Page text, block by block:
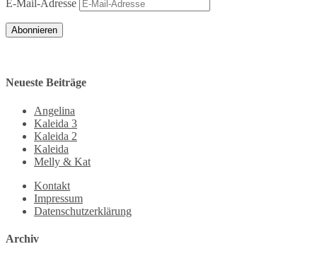
E-Mail-Adresse
Abonnieren
Neueste Beiträge
Angelina
Kaleida 3
Kaleida 2
Kaleida
Melly & Kat
Kontakt
Impressum
Datenschutzerklärung
Archiv